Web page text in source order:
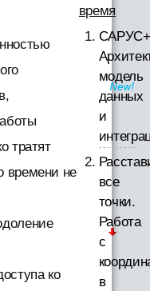
тратят
времени не
ко
время
модель
данных
и
все
точки.
Работа
с
в